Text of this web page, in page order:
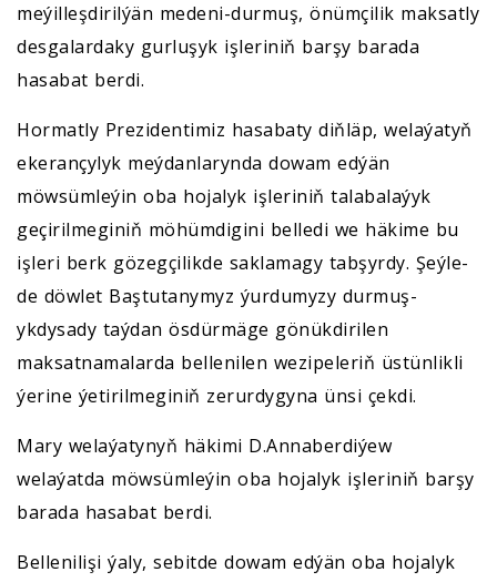
meýilleşdirilýän medeni-durmuş, önümçilik maksatly
desgalardaky gurluşyk işleriniň barşy barada
hasabat berdi.
Hormatly Prezidentimiz hasabaty diňläp, welaýatyň
ekerançylyk meýdanlarynda dowam edýän
möwsümleýin oba hojalyk işleriniň talabalaýyk
geçirilmeginiň möhümdigini belledi we häkime bu
işleri berk gözegçilikde saklamagy tabşyrdy. Şeýle-
de döwlet Baştutanymyz ýurdumyzy durmuş-
ykdysady taýdan ösdürmäge gönükdirilen
maksatnamalarda bellenilen wezipeleriň üstünlikli
ýerine ýetirilmeginiň zerurdygyna ünsi çekdi.
Mary welaýatynyň häkimi D.Annaberdiýew
welaýatda möwsümleýin oba hojalyk işleriniň barşy
barada hasabat berdi.
Bellenilişi ýaly, sebitde dowam edýän oba hojalyk